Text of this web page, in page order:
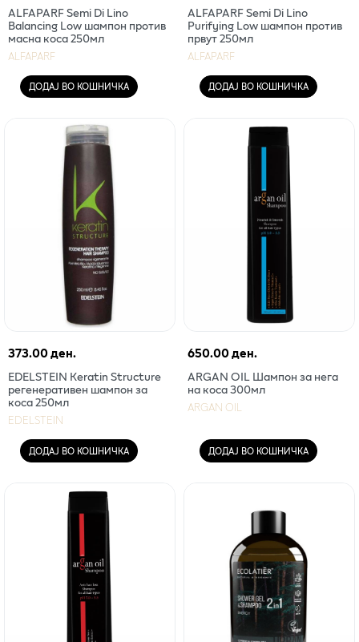
ALFAPARF Semi Di Lino
Balancing Low шампон против
масна коса 250мл
ALFAPARF
ДОДАЈ ВО КОШНИЧКА
ALFAPARF Semi Di Lino
Purifying Low шампон против
првут 250мл
ALFAPARF
ДОДАЈ ВО КОШНИЧКА
373.00 ден.
EDELSTEIN Keratin Structure
регенеративен шампон за
коса 250мл
EDELSTEIN
ДОДАЈ ВО КОШНИЧКА
650.00 ден.
ARGAN OIL Шампон за нега
на коса 300мл
ARGAN OIL
ДОДАЈ ВО КОШНИЧКА